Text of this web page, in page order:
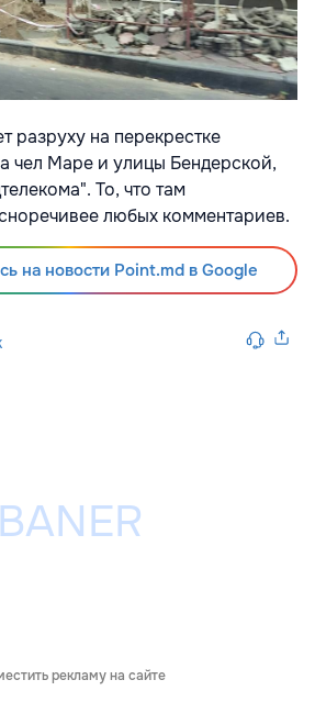
разруху на перекрестке
чел Маре и улицы Бендерской,
То, что там
любых комментариев.
на новости Point.md в Google
рекламу на сайте